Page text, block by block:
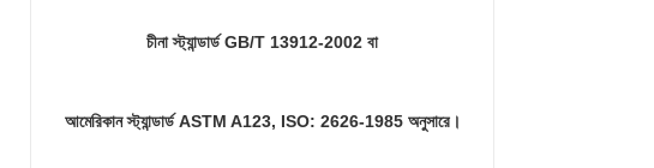
চীনা স্ট্যান্ডার্ড GB/T 13912-2002 বা
আমেরিকান স্ট্যান্ডার্ড ASTM A123, ISO: 2626-1985 অনুসারে।